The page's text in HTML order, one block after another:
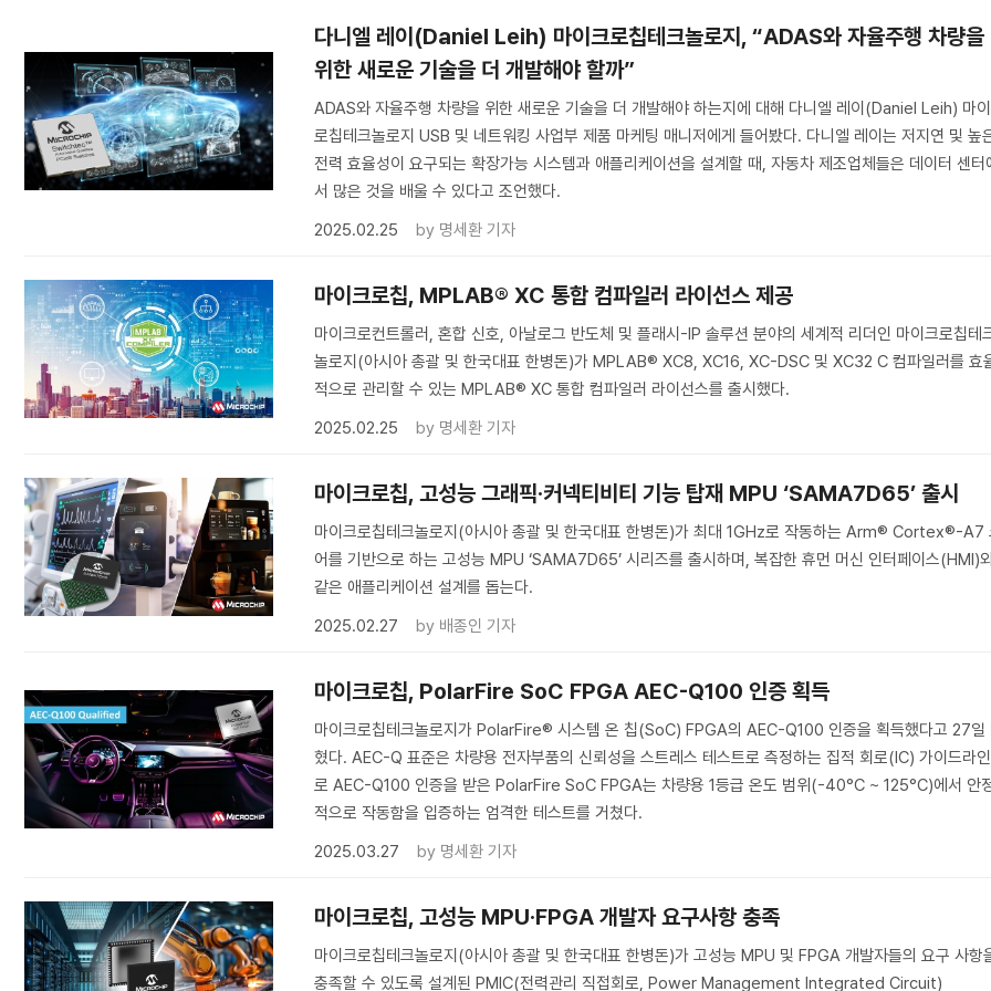
다니엘 레이(Daniel Leih) 마이크로칩테크놀로지, “ADAS와 자율주행 차량을
위한 새로운 기술을 더 개발해야 할까”
ADAS와 자율주행 차량을 위한 새로운 기술을 더 개발해야 하는지에 대해 다니엘 레이(Daniel Leih) 마
로칩테크놀로지 USB 및 네트워킹 사업부 제품 마케팅 매니저에게 들어봤다. 다니엘 레이는 저지연 및 높
전력 효율성이 요구되는 확장가능 시스템과 애플리케이션을 설계할 때, 자동차 제조업체들은 데이터 센터
서 많은 것을 배울 수 있다고 조언했다.
2025.02.25
by 명세환 기자
마이크로칩, MPLAB® XC 통합 컴파일러 라이선스 제공
마이크로컨트롤러, 혼합 신호, 아날로그 반도체 및 플래시-IP 솔루션 분야의 세계적 리더인 마이크로칩테
놀로지(아시아 총괄 및 한국대표 한병돈)가 MPLAB® XC8, XC16, XC-DSC 및 XC32 C 컴파일러를 효
적으로 관리할 수 있는 MPLAB® XC 통합 컴파일러 라이선스를 출시했다.
2025.02.25
by 명세환 기자
마이크로칩, 고성능 그래픽·커넥티비티 기능 탑재 MPU ‘SAMA7D65’ 출시
마이크로칩테크놀로지(아시아 총괄 및 한국대표 한병돈)가 최대 1GHz로 작동하는 Arm® Cortex®-A7
어를 기반으로 하는 고성능 MPU ‘SAMA7D65’ 시리즈를 출시하며, 복잡한 휴먼 머신 인터페이스(HMI)
같은 애플리케이션 설계를 돕는다.
2025.02.27
by 배종인 기자
마이크로칩, PolarFire SoC FPGA AEC-Q100 인증 획득
마이크로칩테크놀로지가 PolarFire® 시스템 온 칩(SoC) FPGA의 AEC-Q100 인증을 획득했다고 27일
혔다. AEC-Q 표준은 차량용 전자부품의 신뢰성을 스트레스 테스트로 측정하는 집적 회로(IC) 가이드라
로 AEC-Q100 인증을 받은 PolarFire SoC FPGA는 차량용 1등급 온도 범위(-40°C ~ 125°C)에서 안
적으로 작동함을 입증하는 엄격한 테스트를 거쳤다.
2025.03.27
by 명세환 기자
마이크로칩, 고성능 MPU·FPGA 개발자 요구사항 충족
마이크로칩테크놀로지(아시아 총괄 및 한국대표 한병돈)가 고성능 MPU 및 FPGA 개발자들의 요구 사항
충족할 수 있도록 설계된 PMIC(전력관리 직접회로, Power Management Integrated Circuit)